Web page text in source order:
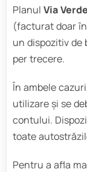
Planul Via
(facturat doar
un dispozitiv de
per trecere.
În ambele
utilizare și se
contului.
toate
Pentru a afla